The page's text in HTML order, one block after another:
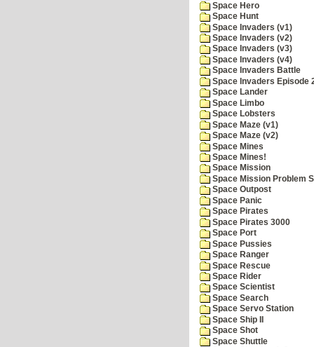
Space Hero
Space Hunt
Space Invaders (v1)
Space Invaders (v2)
Space Invaders (v3)
Space Invaders (v4)
Space Invaders Battle
Space Invaders Episode
Space Lander
Space Limbo
Space Lobsters
Space Maze (v1)
Space Maze (v2)
Space Mines
Space Mines!
Space Mission
Space Mission Problem
Space Outpost
Space Panic
Space Pirates
Space Pirates 3000
Space Port
Space Pussies
Space Ranger
Space Rescue
Space Rider
Space Scientist
Space Search
Space Servo Station
Space Ship II
Space Shot
Space Shuttle